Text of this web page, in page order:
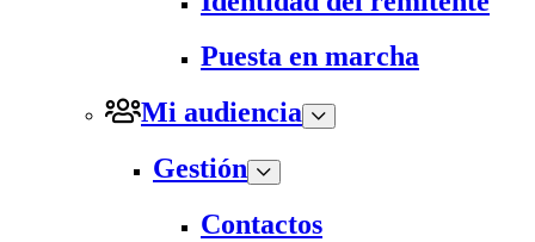
Puesta en marcha
Mi audiencia
Gestión
Contactos